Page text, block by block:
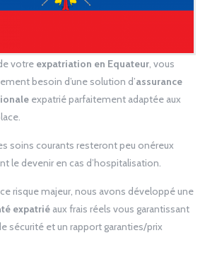
votre expatriation en Equateur, vous
besoin d’une solution d’assurance
expatrié parfaitement adaptée aux
soins courants resteront peu onéreux
le devenir en cas d’hospitalisation.
risque majeur, nous avons développé une
expatrié aux frais réels vous garantissant
sécurité et un rapport garanties/prix